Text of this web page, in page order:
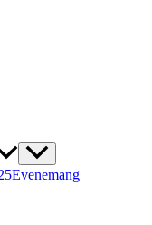
Evenemang